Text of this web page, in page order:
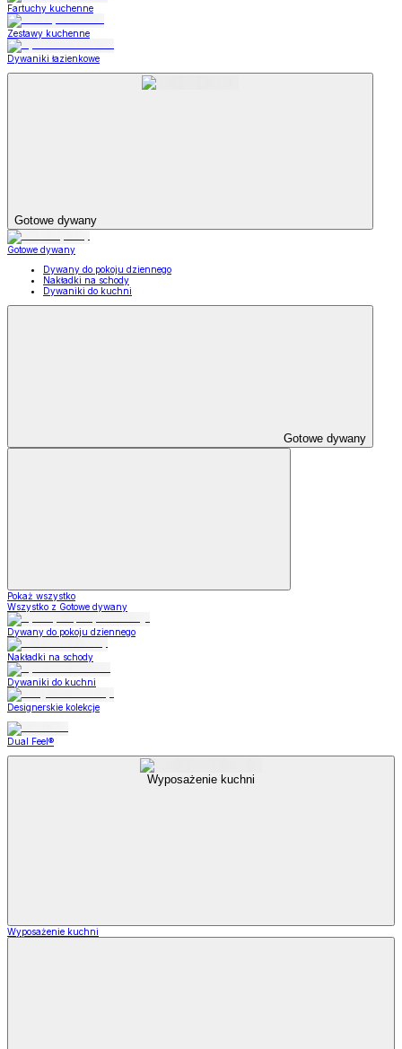
Fartuchy kuchenne
Zestawy kuchenne
Dywaniki łazienkowe
Gotowe dywany
Gotowe dywany
Dywany do pokoju dziennego
Nakładki na schody
Dywaniki do kuchni
Gotowe dywany
Pokaż wszystko
Wszystko z Gotowe dywany
Dywany do pokoju dziennego
Nakładki na schody
Dywaniki do kuchni
Designerskie kolekcje
Dual Feel®
Wyposażenie kuchni
Wyposażenie kuchni